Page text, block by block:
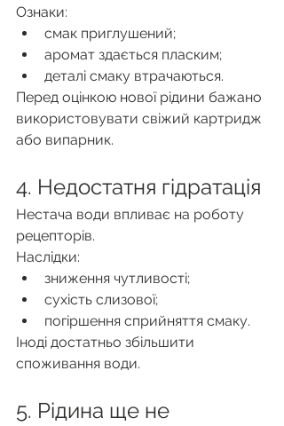
Ознаки:
смак приглушений;
аромат здається пласким;
деталі смаку втрачаються.
Перед оцінкою нової рідини бажано
використовувати свіжий картридж
або випарник.
4. Недостатня гідратація
Нестача води впливає на роботу
рецепторів.
Наслідки:
зниження чутливості;
сухість слизової;
погіршення сприйняття смаку.
Іноді достатньо збільшити
споживання води.
5. Рідина ще не